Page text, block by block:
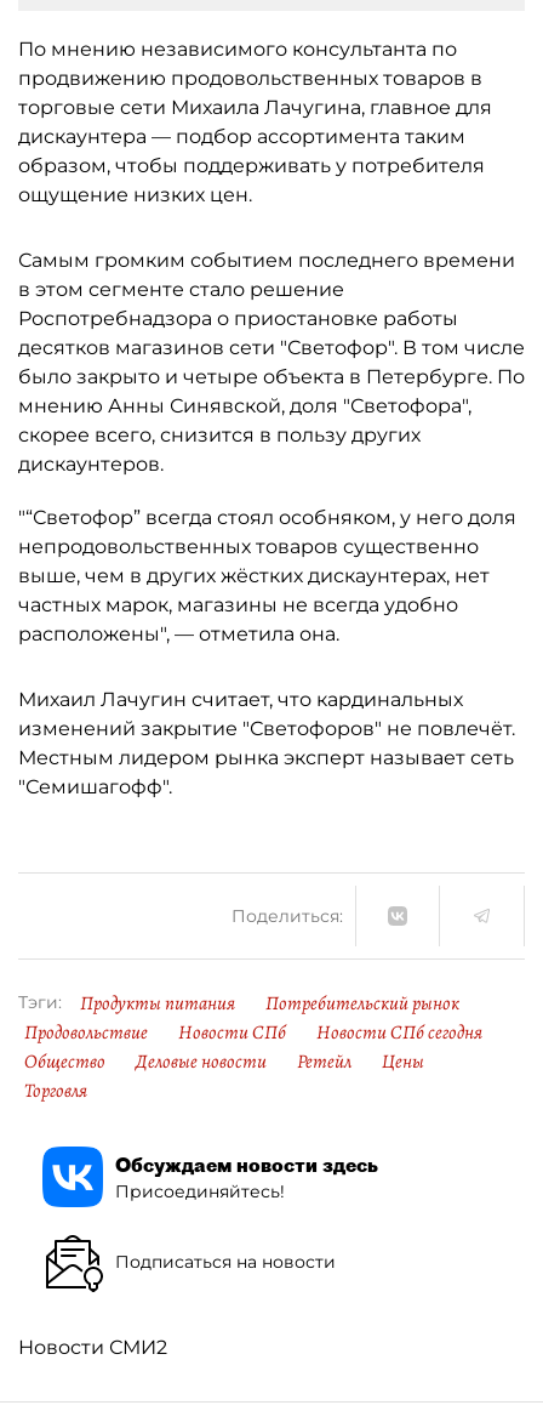
По мнению независимого консультанта по
продвижению продовольственных товаров в
торговые сети Михаила Лачугина, главное для
дискаунтера — подбор ассортимента таким
образом, чтобы поддерживать у потребителя
ощущение низких цен.
Самым громким событием последнего времени
в этом сегменте стало решение
Роспотребнадзора о приостановке работы
десятков магазинов сети "Светофор". В том числе
было закрыто и четыре объекта в Петербурге. По
мнению Анны Синявской, доля "Светофора",
скорее всего, снизится в пользу других
дискаунтеров.
"“Светофор” всегда стоял особняком, у него доля
непродовольственных товаров существенно
выше, чем в других жёстких дискаунтерах, нет
частных марок, магазины не всегда удобно
расположены", — отметила она.
Михаил Лачугин считает, что кардинальных
изменений закрытие "Светофоров" не повлечёт.
Местным лидером рынка эксперт называет сеть
"Семишагофф".
Поделиться:
Тэги: Продукты питания
Потребительский рынок
Продовольствие
Новости СПб
Новости СПб сегодня
Общество
Деловые новости Ретейл
Цены
Торговля
Обсуждаем новости здесь
Присоединяйтесь!
Подписаться на новости
Новости СМИ2